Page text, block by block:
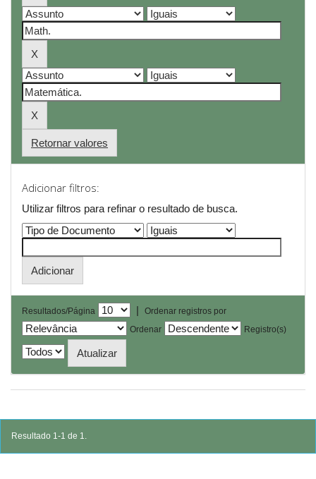
Retornar valores
Adicionar filtros:
Utilizar filtros para refinar o resultado de busca.
Resultados/Página |
Ordenar registros por
Ordenar
Registro(s)
Resultado 1-1 de 1.